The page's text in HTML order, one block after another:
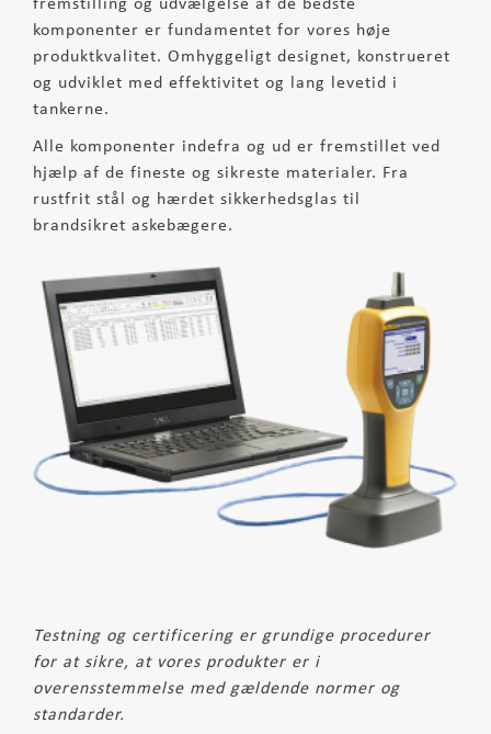
fremstilling og udvælgelse af de bedste
komponenter er fundamentet for vores høje
produktkvalitet. Omhyggeligt designet, konstrueret
og udviklet med effektivitet og lang levetid i
tankerne.
Alle komponenter indefra og ud er fremstillet ved
hjælp af de fineste og sikreste materialer. Fra
rustfrit stål og hærdet sikkerhedsglas til
brandsikret askebægere.
Testning og certificering er grundige procedurer
for at sikre, at vores produkter er i
overensstemmelse med gældende normer og
standarder.